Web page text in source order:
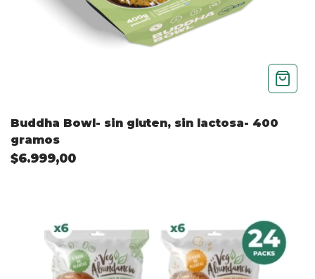
Buddha Bowl- sin gluten, sin lactosa- 400
gramos
$6.999,00